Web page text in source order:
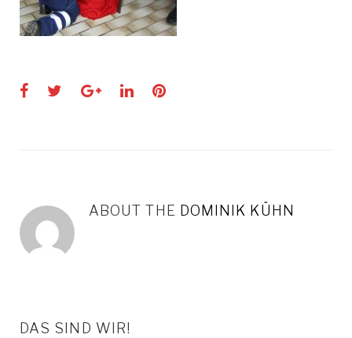
Facebook
TwitterGoogle+LinkedInPinterest
ABOUT THE DOMINIK KÜHN
DAS SIND WIR!